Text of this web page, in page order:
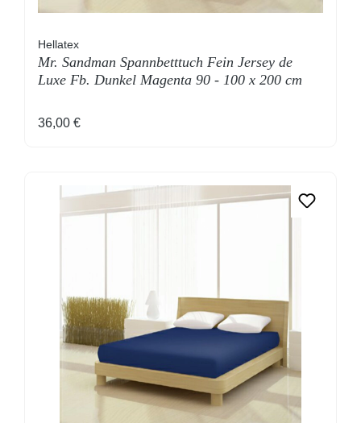
Hellatex
Mr. Sandman Spannbetttuch Fein Jersey de
Luxe Fb. Dunkel Magenta 90 - 100 x 200 cm
Regulärer Preis:
36,00 €